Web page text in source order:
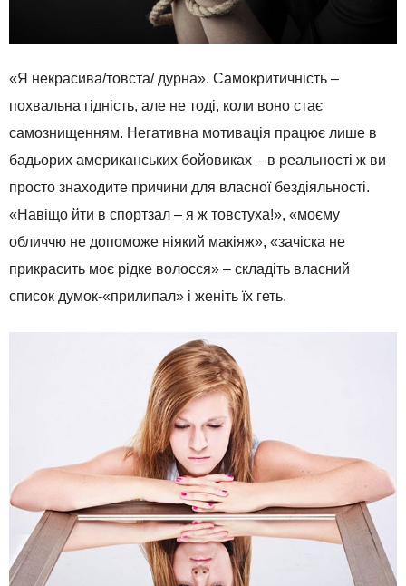
«Я некрасива/товста/ дурна». Самокритичність –
похвальна гідність, але не тоді, коли воно стає
самознищенням. Негативна мотивація працює лише в
бадьорих американських бойовиках – в реальності ж ви
просто знаходите причини для власної бездіяльності.
«Навіщо йти в спортзал – я ж товстуха!», «моєму
обличчю не допоможе ніякий макіяж», «зачіска не
прикрасить моє рідке волосся» – складіть власний
список думок-«прилипал» і женіть їх геть.